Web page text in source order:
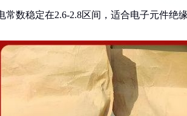
常数稳定在2.6-2.8区间，适合电子元件绝